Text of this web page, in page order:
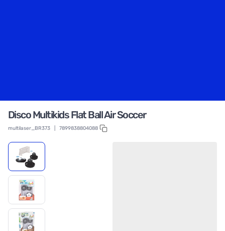
Disco Multikids Flat Ball Air Soccer
multilaser_BR373 7899838804088